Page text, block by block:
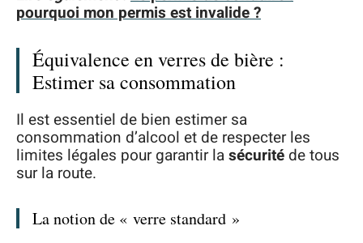
pourquoi mon permis est invalide ?
Équivalence en verres de bière :
Estimer sa consommation
Il est essentiel de bien estimer sa
consommation d’alcool et de respecter les
limites légales pour garantir lasécurité de tous
sur la route.
La notion de « verre standard »